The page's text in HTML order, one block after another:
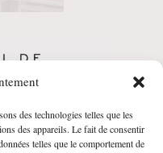
des technologies telles que les
des appareils. Le fait de consentir
telles que le comportement de
•Mentions